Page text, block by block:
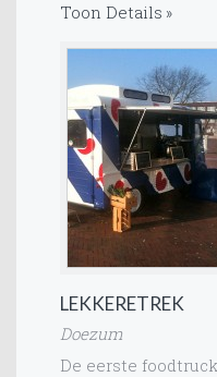
Toon Details
LEKKERETREK
Doezum
De eerste